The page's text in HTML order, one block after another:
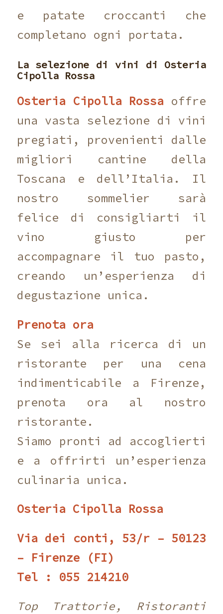
e patate croccanti che
completano ogni portata.
La selezione di vini di Osteria
Cipolla Rossa
Osteria Cipolla Rossa offre
una vasta selezione di vini
pregiati, provenienti dalle
migliori cantine della
Toscana e dell’Italia. Il
nostro sommelier sarà
felice di consigliarti il
vino giusto per
accompagnare il tuo pasto,
creando un’esperienza di
degustazione unica.
Prenota ora
Se sei alla ricerca di un
ristorante per una cena
indimenticabile a Firenze,
prenota ora al nostro
ristorante.
Siamo pronti ad accoglierti
e a offrirti un’esperienza
culinaria unica.
Osteria Cipolla Rossa
Via dei conti, 53/r – 50123
– Firenze (FI)
Tel : 055 214210
Top Trattorie, Ristoranti